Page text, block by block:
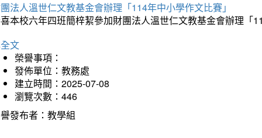
法人溫世仁文教基金會辦理「114年中小學作文比賽」
本校六年四班簡梓絜參加財團法人溫世仁文教基金會辦理「
文
榮譽事項：
發佈單位：教務處
建立時間：2025-07-08
瀏覽次數：446
發布者：教學組